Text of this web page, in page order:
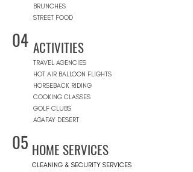
BRUNCHES
STREET FOOD
04 ACTIVITIES
TRAVEL AGENCIES
HOT AIR BALLOON FLIGHTS
HORSEBACK RIDING
COOKING CLASSES
GOLF CLUBS
AGAFAY DESERT
05 HOME SERVICES
CLEANING & SECURITY SERVICES